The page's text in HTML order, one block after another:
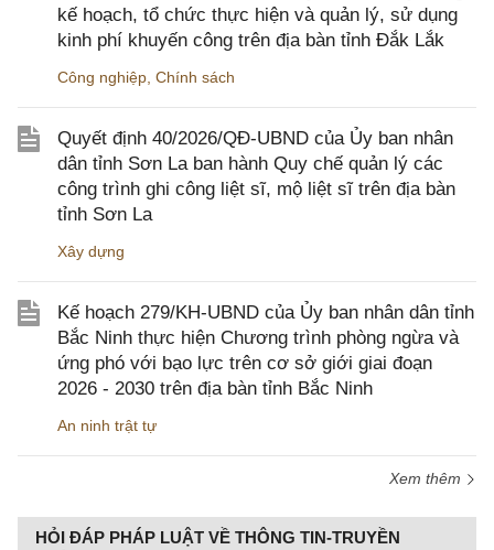
kế hoạch, tổ chức thực hiện và quản lý, sử dụng
kinh phí khuyến công trên địa bàn tỉnh Đắk Lắk
Công nghiệp Chính sách
Quyết định 40/2026/QĐ-UBND của Ủy ban nhân
dân tỉnh Sơn La ban hành Quy chế quản lý các
công trình ghi công liệt sĩ, mộ liệt sĩ trên địa bàn
tỉnh Sơn La
Xây dựng
Kế hoạch 279/KH-UBND của Ủy ban nhân dân tỉnh
Bắc Ninh thực hiện Chương trình phòng ngừa và
ứng phó với bạo lực trên cơ sở giới giai đoạn
2026 - 2030 trên địa bàn tỉnh Bắc Ninh
An ninh trật tự
Xem thêm
HỎI ĐÁP PHÁP LUẬT VỀ THÔNG TIN-TRUYỀN